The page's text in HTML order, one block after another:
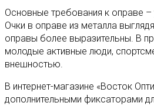
Основные требования к оправе
Очки в оправе из металла
оправы более выразительны. В
молодые активные люди,
внешностью.
В интернет-магазине «Восток
дополнительными фиксаторами